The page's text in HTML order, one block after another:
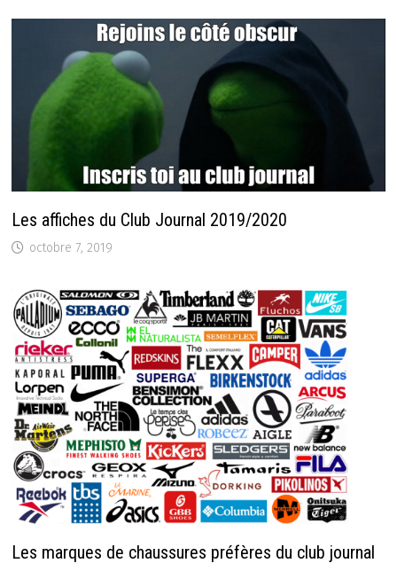
Les affiches du Club Journal 2019/2020
octobre 7, 2019
Les marques de chaussures préfères du club journal